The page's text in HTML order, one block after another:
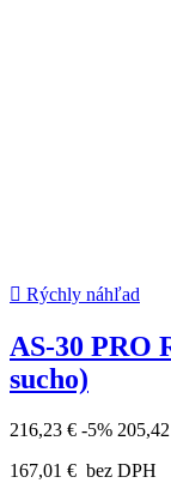
 Rýchly náhľad
AS-30 PRO
sucho)
216,23 € -5%
167,01 € bez DPH